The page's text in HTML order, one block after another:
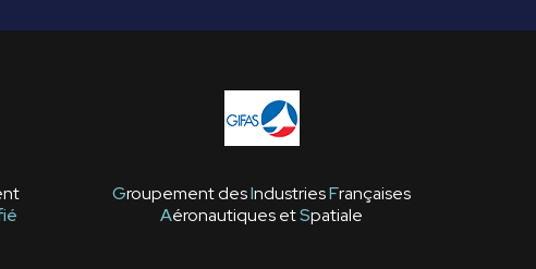
Groupement desIndustriesFrançaises
Aéronautiques etSpatiale